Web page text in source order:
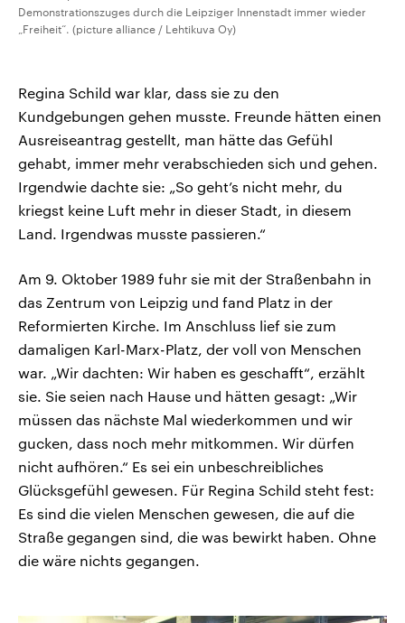
Demonstrationszuges durch die Leipziger Innenstadt immer wieder
„Freiheit“. (picture alliance / Lehtikuva Oy)
Regina Schild war klar, dass sie zu den
Kundgebungen gehen musste. Freunde hätten einen
Ausreiseantrag gestellt, man hätte das Gefühl
gehabt, immer mehr verabschieden sich und gehen.
Irgendwie dachte sie: „So geht’s nicht mehr, du
kriegst keine Luft mehr in dieser Stadt, in diesem
Land. Irgendwas musste passieren.“
Am 9. Oktober 1989 fuhr sie mit der Straßenbahn in
das Zentrum von Leipzig und fand Platz in der
Reformierten Kirche. Im Anschluss lief sie zum
damaligen Karl-Marx-Platz, der voll von Menschen
war. „Wir dachten: Wir haben es geschafft“, erzählt
sie. Sie seien nach Hause und hätten gesagt: „Wir
müssen das nächste Mal wiederkommen und wir
gucken, dass noch mehr mitkommen. Wir dürfen
nicht aufhören.“ Es sei ein unbeschreibliches
Glücksgefühl gewesen. Für Regina Schild steht fest:
Es sind die vielen Menschen gewesen, die auf die
Straße gegangen sind, die was bewirkt haben. Ohne
die wäre nichts gegangen.